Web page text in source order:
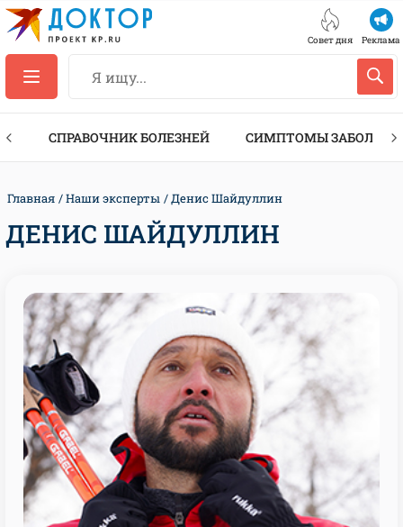
Совет дня Реклама
СПРАВОЧНИК БОЛЕЗНЕЙ СИМПТОМЫ
Главная Наши эксперты Денис Шайдуллин
ДЕНИС ШАЙДУЛЛИН